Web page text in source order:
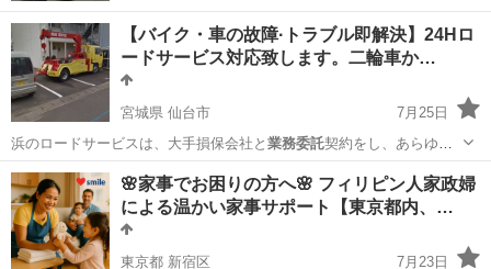
【バイク・車の故障·トラブル即解決】24Hロ
ードサービス対応致します。二輪車か…
宮城県 仙台市
7月25日
浜のロードサービスは、大手損保会社と 業務委託契約をし、あらゆる
トラブルにも対応出…
宮城 仙台市 生活トラブル 無料
🌸家事でお困りの方へ🌸 フィリピン人家政婦
による温かい家事サポート【東京都内、…
東京都 新宿区 7月23日